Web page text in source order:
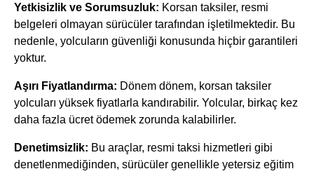
Yetkisizlik ve Sorumsuzluk: Korsan taksiler, resmi
belgeleri olmayan sürücüler tarafından işletilmektedir. Bu
nedenle, yolcuların güvenliği konusunda hiçbir garantileri
yoktur.
Aşırı Fiyatlandırma: Dönem dönem, korsan taksiler
yolcuları yüksek fiyatlarla kandırabilir. Yolcular, birkaç kez
daha fazla ücret ödemek zorunda kalabilirler.
Denetimsizlik: Bu araçlar, resmi taksi hizmetleri gibi
denetlenmediğinden, sürücüler genellikle yetersiz eğitim